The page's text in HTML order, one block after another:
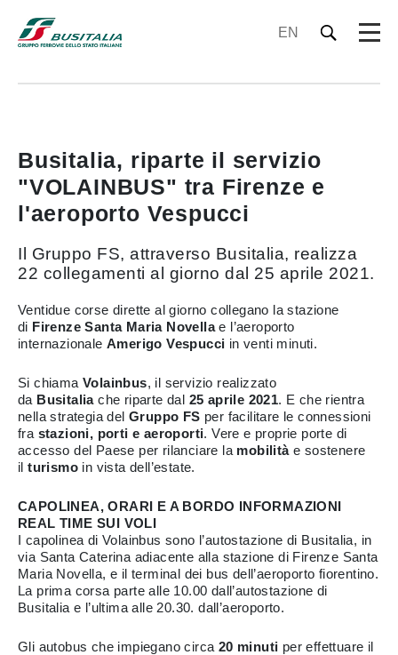
EN
Busitalia, riparte il servizio
"VOLAINBUS" tra Firenze e
l'aeroporto Vespucci
Il Gruppo FS, attraverso Busitalia, realizza
22 collegamenti al giorno dal 25 aprile 2021.
Ventidue corse dirette al giorno collegano la stazione
di Firenze Santa Maria Novellae l’aeroporto
internazionaleAmerigo Vespucci in venti minuti.
Si chiama Volainbus, il servizio realizzato
da Busitaliache riparte dal 25 aprile 2021. E che rientra
nella strategia delGruppo FS per facilitare le connessioni
fra stazioni, porti e aeroporti. Vere e proprie porte di
accesso del Paese per rilanciare la mobilitàe sostenere
ilturismo in vista dell’estate.
CAPOLINEA, ORARI E A BORDO INFORMAZIONI
REAL TIME SUI VOLI
I capolinea di Volainbus sono l’autostazione di Busitalia, in
via Santa Caterina adiacente alla stazione di Firenze Santa
Maria Novella, e il terminal dei bus dell’aeroporto fiorentino.
La prima corsa parte alle 10.00 dall’autostazione di
Busitalia e l’ultima alle 20.30. dall’aeroporto.
Gli autobus che impiegano circa 20 minuti per effettuare il